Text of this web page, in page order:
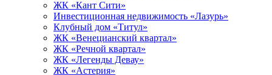
ЖК «Кант Сити»
Инвестиционная недвижимость «Лазурь»
Клубный дом «Титул»
ЖК «Венецианский квартал»
ЖК «Речной квартал»
ЖК «Легенды Девау»
ЖК «Астерия»